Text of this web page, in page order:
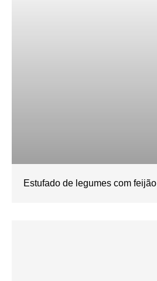
Estufado de legumes com feijão